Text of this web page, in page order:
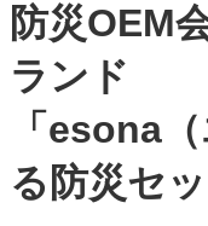
防災OEM
ランド
「esona
る防災セ